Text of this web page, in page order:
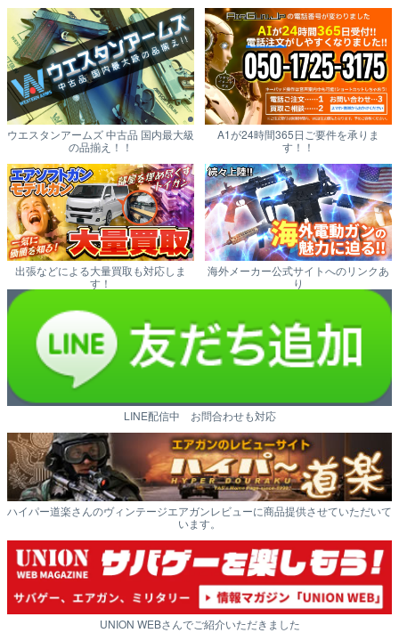
ウエスタンアームズ 中古品 国内最大級
の品揃え！！
A1が24時間365日ご要件を承りま
す！！
出張などによる大量買取も対応しま
す！
海外メーカー公式サイトへのリンクあ
り
LINE配信中 お問合わせも対応
ハイパー道楽さんのヴィンテージエアガンレビューに商品提供させていただいて
います。
UNION WEBさんでご紹介いただきました